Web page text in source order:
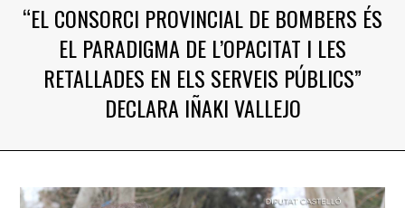
“EL CONSORCI PROVINCIAL DE BOMBERS ÉS
EL PARADIGMA DE L’OPACITAT I LES
RETALLADES EN ELS SERVEIS PÚBLICS”
DECLARA IÑAKI VALLEJO